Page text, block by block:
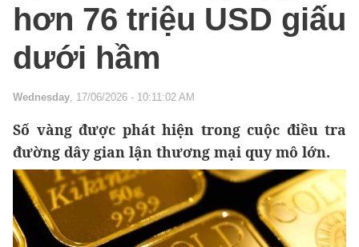
hơn 76 triệu USD giấu
dưới hầm
Wednesday, 17/06/2026 - 10:11:02 AM
Số vàng được phát hiện trong cuộc điều tra
đường dây gian lận thương mại quy mô lớn.